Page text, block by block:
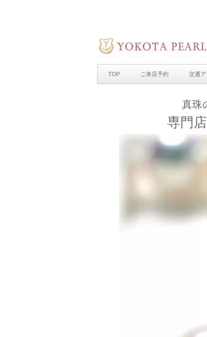
TOP ご来店予約 交通ア
真珠
専門